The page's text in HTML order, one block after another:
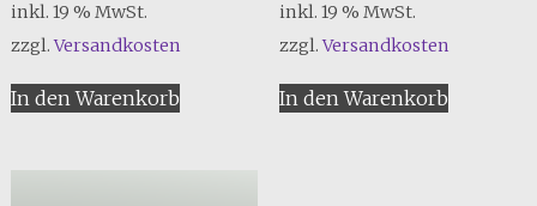
inkl. 19 % MwSt.
zzgl.Versandkosten
In den Warenkorb
inkl. 19 % MwSt.
zzgl.Versandkosten
In den Warenkorb